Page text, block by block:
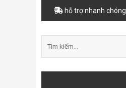
hỗ trợ nhanh chóng
kiếm: